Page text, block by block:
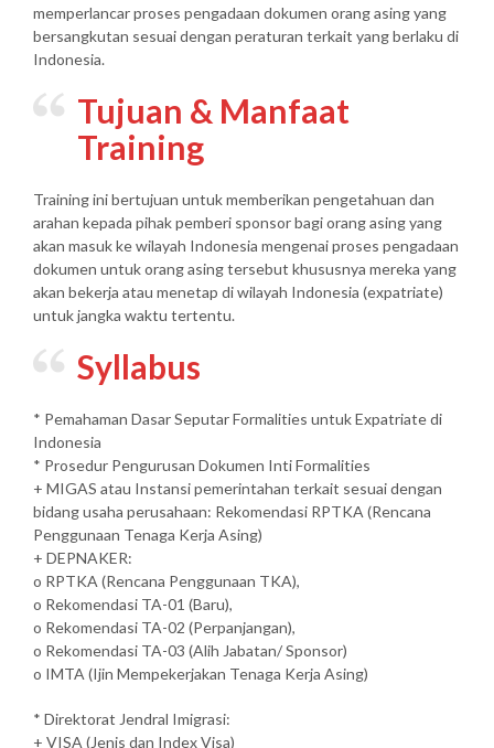
memperlancar proses pengadaan dokumen orang asing yang
bersangkutan sesuai dengan peraturan terkait yang berlaku di
Indonesia.
Tujuan & Manfaat
Training
Training ini bertujuan untuk memberikan pengetahuan dan
arahan kepada pihak pemberi sponsor bagi orang asing yang
akan masuk ke wilayah Indonesia mengenai proses pengadaan
dokumen untuk orang asing tersebut khususnya mereka yang
akan bekerja atau menetap di wilayah Indonesia (expatriate)
untuk jangka waktu tertentu.
Syllabus
* Pemahaman Dasar Seputar Formalities untuk Expatriate di
Indonesia
* Prosedur Pengurusan Dokumen Inti Formalities
+ MIGAS atau Instansi pemerintahan terkait sesuai dengan
bidang usaha perusahaan: Rekomendasi RPTKA (Rencana
Penggunaan Tenaga Kerja Asing)
+ DEPNAKER:
o RPTKA (Rencana Penggunaan TKA),
o Rekomendasi TA-01 (Baru),
o Rekomendasi TA-02 (Perpanjangan),
o Rekomendasi TA-03 (Alih Jabatan/ Sponsor)
o IMTA (Ijin Mempekerjakan Tenaga Kerja Asing)
* Direktorat Jendral Imigrasi:
+ VISA (Jenis dan Index Visa)